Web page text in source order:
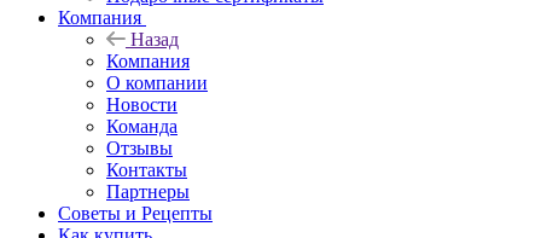
Компания
Назад
Компания
О компании
Новости
Команда
Отзывы
Контакты
Партнеры
Советы и Рецепты